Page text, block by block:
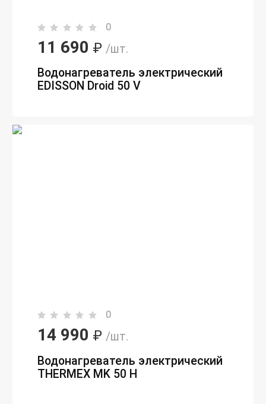
0
11 690 ₽ /шт.
Водонагреватель электрический
EDISSON Droid 50 V
0
14 990 ₽ /шт.
Водонагреватель электрический
THERMEX MK 50 H